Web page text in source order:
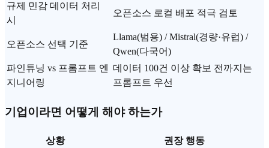
규제 민감 데이터 처리
시
오픈소스 로컬 배포 적극 검토
오픈소스 선택 기준
Llama(범용) / Mistral(경량·유럽) /
Qwen(다국어)
파인튜닝 vs 프롬프트 엔
지니어링
데이터 100건 이상 확보 전까지는
프롬프트 우선
기업이라면 어떻게 해야 하는가
상황
권장 행동